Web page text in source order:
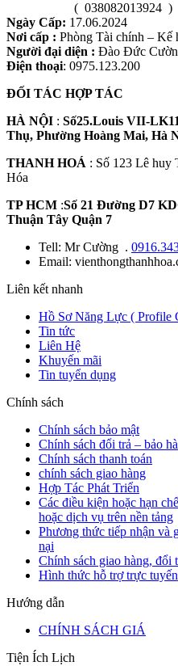
( 038082013924 )
Ngày Cấp: 17.06.2024
Nơi cấp : Phòng Tài chính – Kế
Người đại diện : Đào Đức
Điện thoại: 0975.123.200
ĐỐI TÁC HỢP TÁC
HÀ NỘI : Số25.Louis VII-
Thụ, Phường Hoàng Mai, Hà
THANH HOÁ : Số 123 Lê huy
Hóa
TP HCM :Số 21 Đường D7
Thuận Tây Quận 7
Tell: Mr Cường .
Email:
Liên kết nhanh
Hồ Sơ Năng Lực ( Profile
Tin tức
Liên Hệ
Khuyến mãi
Tin tuyển dụng
Chính sách
Chính sách bảo mật
Chính sách đổi trả – bảo
Chính sách thanh toán
chính sách giao hàng
Hợp Tác Phát Triển
Các điều kiện hoặc hạn
hoặc dịch vụ trên nền tảng
Phương thức tiếp nhận và
nại
Chính sách giao hàng, đổi
Hình thức hỗ trợ trực tuyến
Hướng dẫn
CHÍNH SÁCH GIÁ
Tiện Ích Lịch